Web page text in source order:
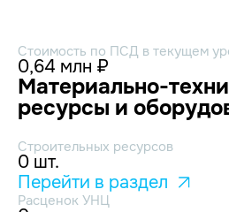
Стоимость по ПСД в текущем
0,64 млн ₽
Материально-
ресурсы и
Строительных ресурсов
0 шт.
Перейти в раздел
Расценок УНЦ